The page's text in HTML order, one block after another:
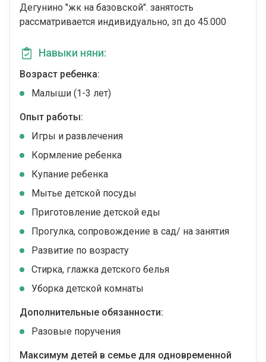
Дегунино "жк на базовской". занятость
рассматривается индивидуально, зп до 45.000
Навыки няни:
Возраст ребенка:
Малыши (1-3 лет)
Опыт работы:
Игры и развлечения
Кормление ребенка
Купание ребенка
Мытье детской посуды
Приготовление детской еды
Прогулка, сопровождение в сад/ на занятия
Развитие по возрасту
Стирка, глажка детского белья
Уборка детской комнаты
Дополнительные обязанности:
Разовые поручения
Максимум детей в семье для одновременной